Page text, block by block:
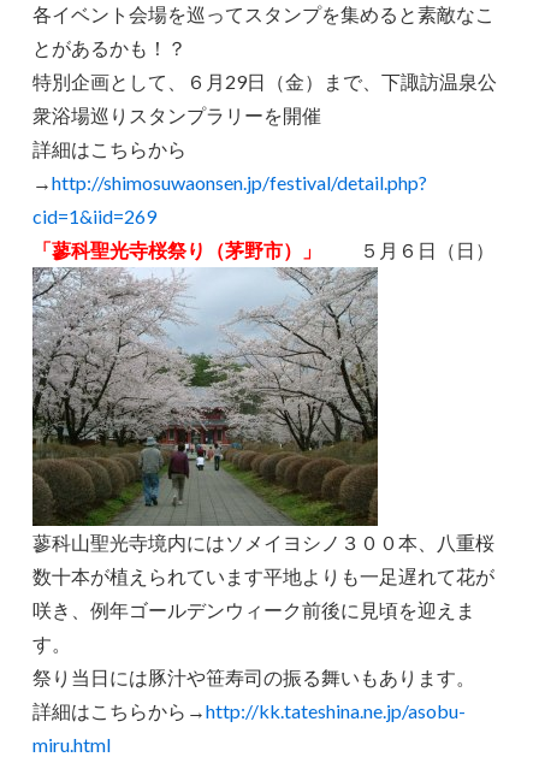
各イベント会場を巡ってスタンプを集めると素敵なこ
とがあるかも！？
特別企画として、６月29日（金）まで、下諏訪温泉公
衆浴場巡りスタンプラリーを開催
詳細はこちらから
→http://shimosuwaonsen.jp/festival/detail.php?
cid=1&iid=269
「蓼科聖光寺桜祭り（茅野市）」
５月６日（日）
蓼科山聖光寺境内にはソメイヨシノ３００本、八重桜
数十本が植えられています平地よりも一足遅れて花が
咲き、例年ゴールデンウィーク前後に見頃を迎えま
す。
祭り当日には豚汁や笹寿司の振る舞いもあります。
詳細はこちらから→http://kk.tateshina.ne.jp/asobu-
miru.html